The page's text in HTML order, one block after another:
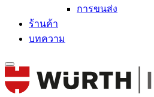
การขนส่ง
ร้านค้า
บทความ